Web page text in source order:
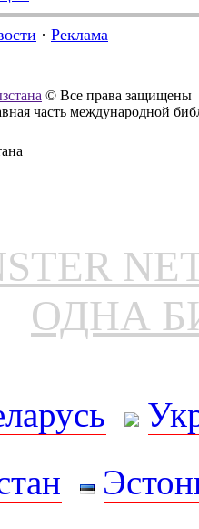
· Реклама
© Все права защищены
часть международной
ОДНА